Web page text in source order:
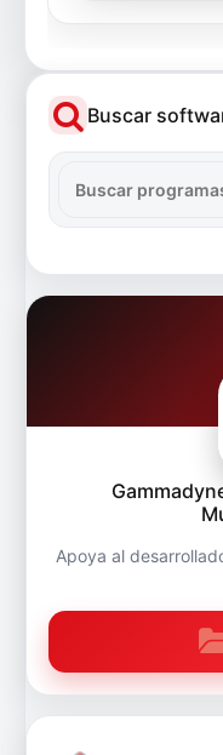
Buscar
Apoya al